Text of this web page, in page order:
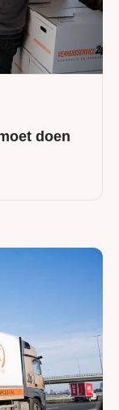
doen